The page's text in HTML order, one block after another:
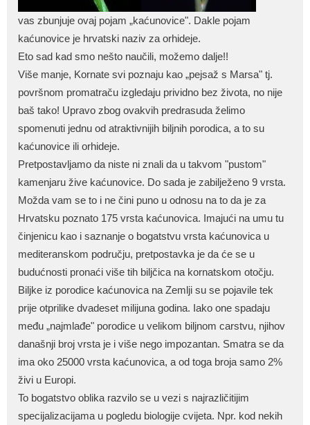
vas zbunjuje ovaj pojam „kaćunovice". Dakle pojam
kaćunovice je hrvatski naziv za orhideje.
Eto sad kad smo nešto naučili, možemo dalje!!
Više manje, Kornate svi poznaju kao „pejsaž s Marsa" tj.
površnom promatraču izgledaju prividno bez života, no nije
baš tako! Upravo zbog ovakvih predrasuda želimo
spomenuti jednu od atraktivnijih biljnih porodica, a to su
kaćunovice ili orhideje.
Pretpostavljamo da niste ni znali da u takvom "pustom"
kamenjaru žive kaćunovice. Do sada je zabilježeno 9 vrsta.
Možda vam se to i ne čini puno u odnosu na to da je za
Hrvatsku poznato 175 vrsta kaćunovica. Imajući na umu tu
činjenicu kao i saznanje o bogatstvu vrsta kaćunovica u
mediteranskom području, pretpostavka je da će se u
budućnosti pronaći više tih biljčica na kornatskom otočju.
Biljke iz porodice kaćunovica na Zemlji su se pojavile tek
prije otprilike dvadeset milijuna godina. Iako one spadaju
među „najmlađe" porodice u velikom biljnom carstvu, njihov
današnji broj vrsta je i više nego impozantan. Smatra se da
ima oko 25000 vrsta kaćunovica, a od toga broja samo 2%
živi u Europi.
To bogatstvo oblika razvilo se u vezi s najrazličitijim
specijalizacijama u pogledu biologije cvijeta. Npr. kod nekih